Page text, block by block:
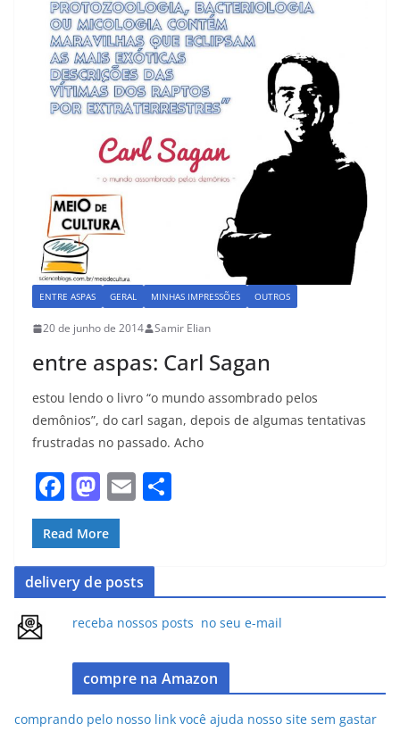
ENTRE ASPAS GERAL MINHAS IMPRESSÕES OUTROS
20 de junho de 2014 Samir Elian
entre aspas: Carl Sagan
estou lendo o livro “o mundo assombrado pelos
demônios”, do carl sagan, depois de algumas tentativas
frustradas no passado. Acho
F
a
c
e
b
o
o
k
M
a
st
o
d
o
n
E
l
Read More
delivery de posts
receba nossos posts no seu e-mail
compre na Amazon
comprando pelo nosso link você ajuda nosso site sem gastar